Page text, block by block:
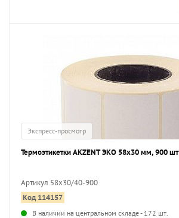
Экспресс-просмотр
Термоэтикетки AKZENT ЭКО 58х30 мм, 900 шт
Артикул 58х30/40-900
Код 114157
В наличии на центральном складе - 172 шт.